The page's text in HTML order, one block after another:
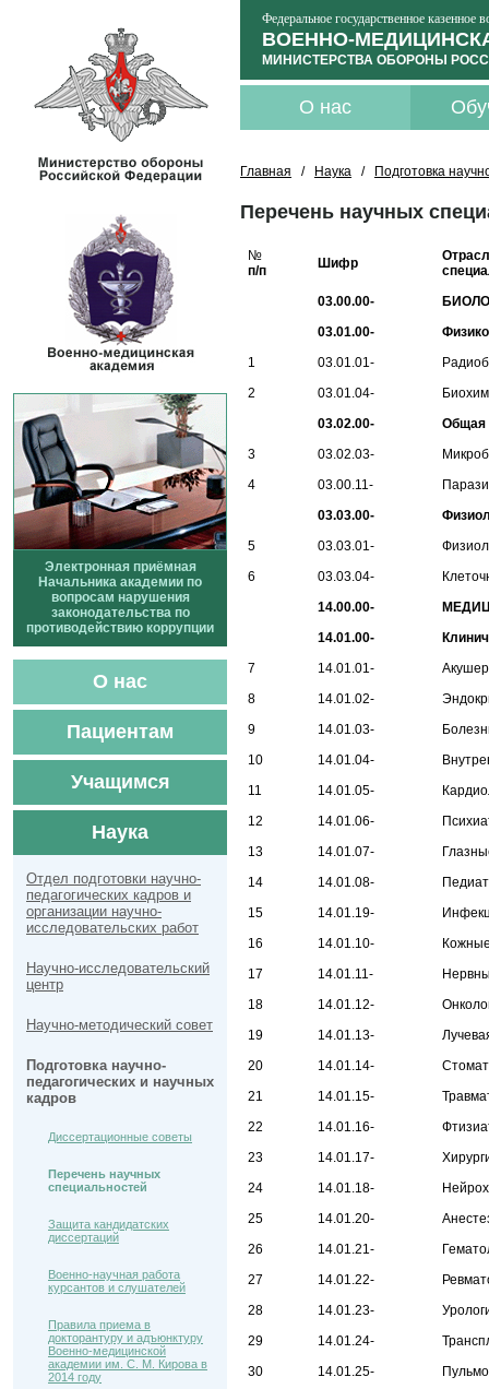
Федеральное государственное казенное
ВОЕННО-
МИНИСТЕРСТВА ОБОРОНЫ
О нас
Электронная приёмная
Начальника академии по
вопросам нарушения
законодательства по
противодействию коррупции
О нас
Пациентам
Учащимся
Наука
Отдел подготовки научно-
педагогических кадров и
организации научно-
исследовательских работ
Научно-исследовательский
центр
Научно-методический совет
Подготовка научно-
педагогических и научных
кадров
Диссертационные советы
Перечень научных
специальностей
Защита кандидатских
диссертаций
Военно-научная работа
курсантов и слушателей
Правила приема в
докторантуру и адъюнктуру
Военно-медицинской
академии им. С. М. Кирова в
2014 году
Главная / Наука / Подготовка
Перечень научных
№
п/п
Шифр
03.00.00-
03.01.00-
1
03.01.01-
2
03.01.04-
03.02.00-
Общая
3
03.02.03-
4
03.00.11-
03.03.00-
5
03.03.01-
6
03.03.04-
14.00.00-
14.01.00-
7
14.01.01-
8
14.01.02-
9
14.01.03-
10
14.01.04-
11
14.01.05-
12
14.01.06-
13
14.01.07-
14
14.01.08-
15
14.01.19-
16
14.01.10-
17
14.01.11-
18
14.01.12-
19
14.01.13-
20
14.01.14-
21
14.01.15-
22
14.01.16-
23
14.01.17-
24
14.01.18-
25
14.01.20-
26
14.01.21-
27
14.01.22-
28
14.01.23-
29
14.01.24-
30
14.01.25-